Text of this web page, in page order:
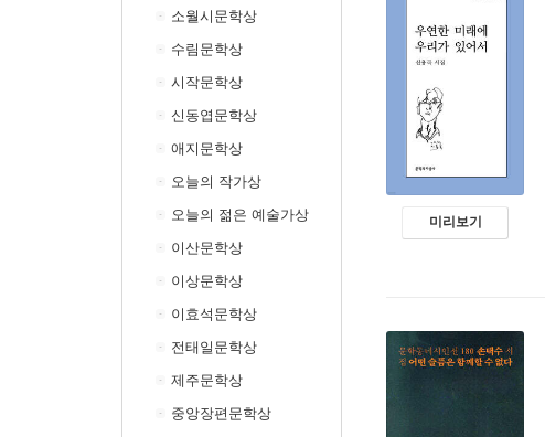
소월시문학상
수림문학상
시작문학상
신동엽문학상
애지문학상
오늘의 작가상
오늘의 젊은 예술가상
이산문학상
이상문학상
이효석문학상
전태일문학상
제주문학상
중앙장편문학상
미리보기